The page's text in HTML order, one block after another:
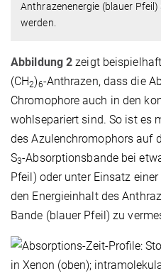
Anthrazenenergie (blauer
werden.
Abbildung 2 zeigt
(CH2)6-Anthrazen, dass die
Chromophore auch in den
wohlsepariert sind. So ist es
des Azulenchromophors auf
S3-Absorptionsbande bei
Pfeil) oder unter Einsatz
den Energieinhalt des
Bande (blauer Pfeil) zu